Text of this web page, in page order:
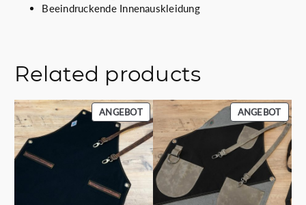
Beeindruckende Innenauskleidung
Related products
ANGEBOTPRODUKT
IM
ANGEBOT
ANGEBOT
IM